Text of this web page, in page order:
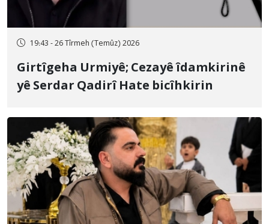
19:43 - 26 Tîrmeh (Temûz) 2026
Girtîgeha Urmiyê; Cezayê îdamkirinê
yê Serdar Qadirî Hate bicîhkirin